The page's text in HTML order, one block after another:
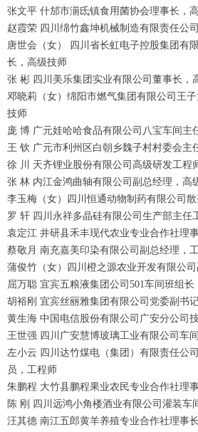
张文平 什邡市湔氐镇食用菌协会理事长，
赵霞荣 四川绵竹鑫坤机械制造有限责任公
唐世会（女） 四川省长虹电子控股集团有
长，高级技师
张 彬 四川美乐集团实业有限公司董事长，
邓晓莉（女）绵阳市燃气集团有限公司王
技师
庞 博 广元娃哈哈食品有限公司八宝车间主
王 钦 广元市利州区白朝乡魏子村村委会主
徐 川 天齐锂业股份有限公司高级研发工程
张 林 内江金鸿曲轴有限公司副总经理，高
李玉梅（女）四川恒通动物制药有限公司
罗 轩 四川永祥多晶硅有限公司生产部主任
袁定江 井研县禾丰现代农业专业合作社理
蔡敬月 南充嘉美印染有限公司副总经理，
蒲俊竹（女）四川橙之源农业开发有限公
屈万聪 宜宾五粮液集团公司501车间班组长
胡裕刚 宜宾丝丽雅集团有限公司党委副书
黄生海 中国电信股份有限公司广安分公司
王世强 四川广安慧博玻璃工业有限公司车
左小云 四川达竹煤电（集团）有限责任公
员，工程师
朱鹏程 大竹县鹏程果业农民专业合作社理
陈 刚 四川远鸿小角楼酒业有限公司灌装车
汪其德 南江五郎黄羊养殖专业合作社理事长